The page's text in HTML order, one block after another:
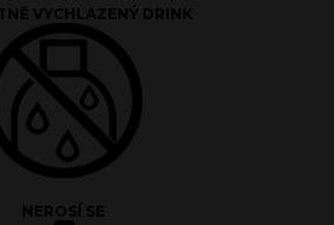
VYCHLAZENÝ DRINK
NEROSÍ SE